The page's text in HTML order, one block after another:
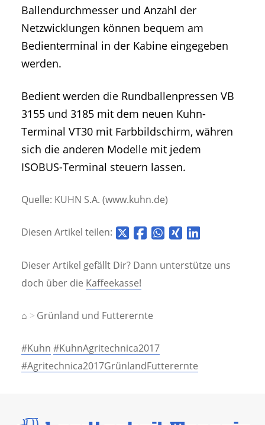
Ballendurchmesser und Anzahl der
Netzwicklungen können bequem am
Bedienterminal in der Kabine eingegeben
werden.
Bedient werden die Rundballenpressen VB
3155 und 3185 mit dem neuen Kuhn-
Terminal VT30 mit Farbbildschirm, währen
sich die anderen Modelle mit jedem
ISOBUS-Terminal steuern lassen.
Quelle: KUHN S.A. (www.kuhn.de)
Diesen Artikel teilen:
Dieser Artikel gefällt Dir? Dann unterstütze uns
doch über die Kaffeekasse!
⌂ Grünland und Futterernte
#Kuhn #KuhnAgritechnica2017
#Agritechnica2017GrünlandFutterernte